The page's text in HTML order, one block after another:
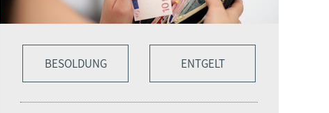
BESOLDUNG ENTGELT